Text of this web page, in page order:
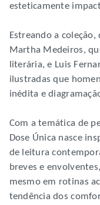
esteticamente
Estreando a
Martha Medeiros,
literária, e Luis
ilustradas que
inédita e
Com a temática de
Dose Única nasce
de leitura
breves e
mesmo em rotinas
tendência dos